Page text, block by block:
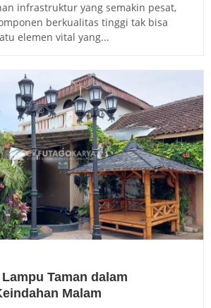
infrastruktur yang semakin pesat,
berkualitas tinggi tak bisa
elemen vital yang...
Taman dalam
Malam